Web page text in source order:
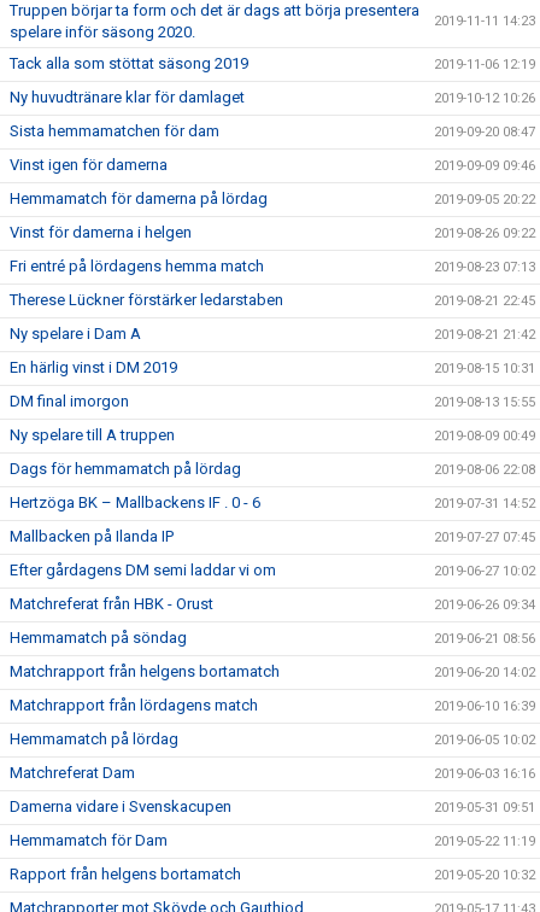
Truppen börjar ta form och det är dags att börja presentera
spelare inför säsong 2020.
2019-11-11 14:23
Tack alla som stöttat säsong 2019 2019-11-06 12:19
Ny huvudtränare klar för damlaget 2019-10-12 10:26
Sista hemmamatchen för dam 2019-09-20 08:47
Vinst igen för damerna 2019-09-09 09:46
Hemmamatch för damerna på lördag 2019-09-05 20:22
Vinst för damerna i helgen 2019-08-26 09:22
Fri entré på lördagens hemma match 2019-08-23 07:13
Therese Lückner förstärker ledarstaben 2019-08-21 22:45
Ny spelare i Dam A 2019-08-21 21:42
En härlig vinst i DM 2019 2019-08-15 10:31
DM final imorgon 2019-08-13 15:55
Ny spelare till A truppen 2019-08-09 00:49
Dags för hemmamatch på lördag 2019-08-06 22:08
Hertzöga BK – Mallbackens IF . 0 - 6 2019-07-31 14:52
Mallbacken på Ilanda IP 2019-07-27 07:45
Efter gårdagens DM semi laddar vi om 2019-06-27 10:02
Matchreferat från HBK - Orust 2019-06-26 09:34
Hemmamatch på söndag 2019-06-21 08:56
Matchrapport från helgens bortamatch 2019-06-20 14:02
Matchrapport från lördagens match 2019-06-10 16:39
Hemmamatch på lördag 2019-06-05 10:02
Matchreferat Dam 2019-06-03 16:16
Damerna vidare i Svenskacupen 2019-05-31 09:51
Hemmamatch för Dam 2019-05-22 11:19
Rapport från helgens bortamatch 2019-05-20 10:32
Matchrapporter mot Skövde och Gauthiod